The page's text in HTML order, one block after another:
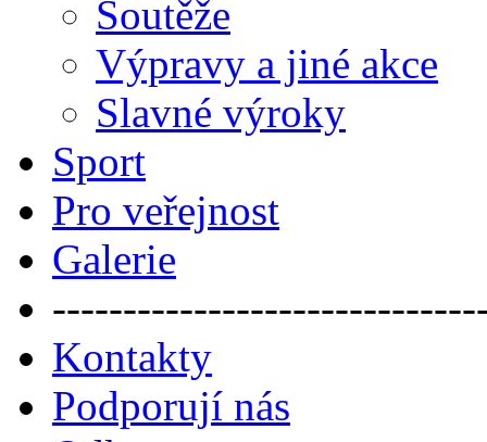
Soutěže
Výpravy a jiné akce
Slavné výroky
Sport
Pro veřejnost
Galerie
Kontakty
Podporují nás